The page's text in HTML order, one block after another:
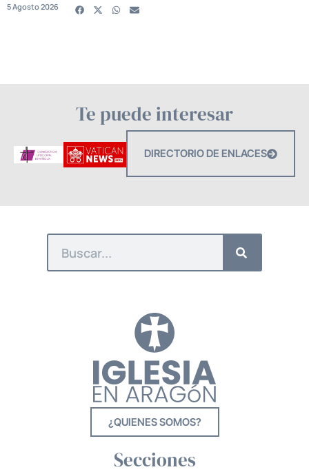
5 Agosto 2026
Te puede interesar
DIRECTORIO DE ENLACES
¿QUIENES SOMOS?
Secciones